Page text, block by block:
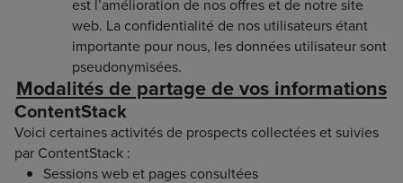
est l’amélioration de nos offres et de notre site
web. La confidentialité de nos utilisateurs étant
importante pour nous, les données utilisateur sont
pseudonymisées.
Modalités de partage de vos informations
ContentStack
Voici certaines activités de prospects collectées et suivies
par ContentStack :
Sessions web et pages consultées